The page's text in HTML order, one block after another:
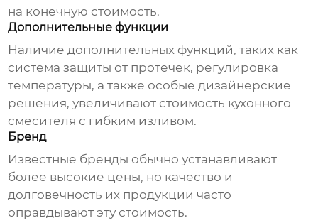
на конечную стоимость.
Дополнительные функции
Наличие дополнительных функций, таких как
система защиты от протечек, регулировка
температуры, а также особые дизайнерские
решения, увеличивают стоимость кухонного
смесителя с гибким изливом.
Бренд
Известные бренды обычно устанавливают
более высокие цены, но качество и
долговечность их продукции часто
оправдывают эту стоимость.